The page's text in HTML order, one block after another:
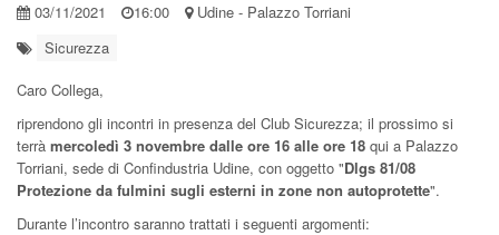
03/11/2021 16:00
Udine - Palazzo Torriani
Sicurezza
Caro Collega,
riprendono gli incontri in presenza del Club Sicurezza; il prossimo si
terrà mercoledì 3 novembre dalle ore 16 alle ore 18 qui a Palazzo
Torriani, sede di Confindustria Udine, con oggetto "Dlgs 81/08
Protezione da fulmini sugli esterni in zone non autoprotette".
Durante l’incontro saranno trattati i seguenti argomenti: